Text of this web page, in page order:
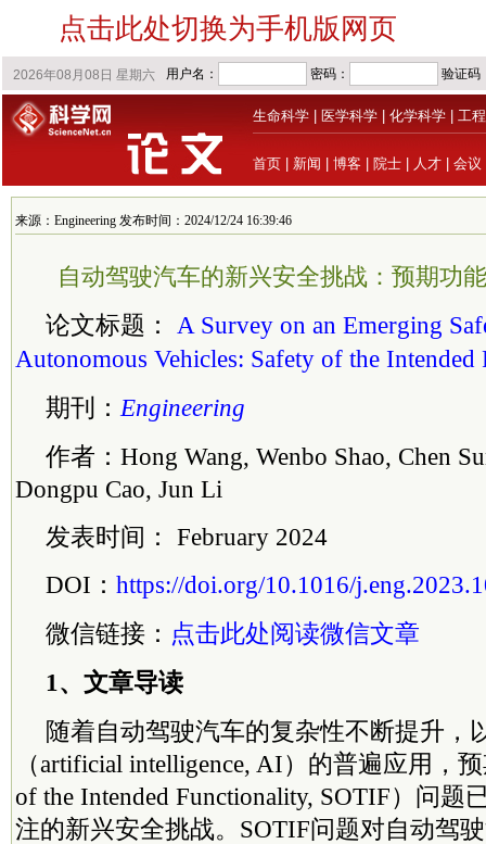
点击此处切换为手机版网页
生命科学 医学科学 化学科学 工
首页 新闻 博客 院士 人才 会议
来源：Engineering 发布时间：2024/12/24 16:39:46
自动驾驶汽车的新兴安全挑战：预期功
论文标题： A Survey on an Emerging
Autonomous Vehicles: Safety of the
期刊： Engineering
作者：Hong Wang, Wenbo Shao, Chen
Dongpu Cao, Jun Li
发表时间： February 2024
DOI： https://doi.org/10.1016/
微信链接： 点击此处阅读微信文章
1、文章导读
随着自动驾驶汽车的复杂性不断提升，
（artificial intelligence, AI）的普遍应用，
of the Intended Functionality, SOTIF）问题
注的新兴安全挑战。SOTIF问题对自动驾